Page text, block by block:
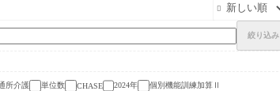

絞り込み
所介護 単位数 CHASE 2024年 個別機能訓練加算Ⅱ